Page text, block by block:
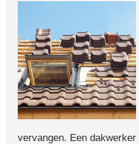
vervangen. Een